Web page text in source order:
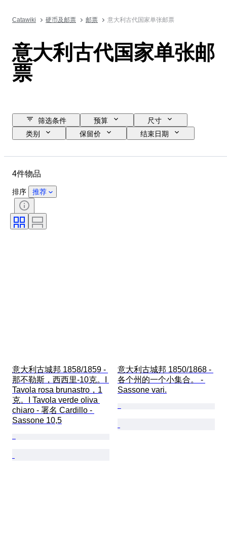
Catawiki 硬币及邮票 邮票 意大利古代国家单张邮票
意大利古代国家单张邮
票
筛选条件 预算
尺寸
类别
保留价
结束日期
4件物品
排序 推荐
意大利古城邦 1858/1859 -
那不勒斯，西西里-10克。I
Tavola rosa brunastro，1
克。I Tavola verde oliva
chiaro - 署名 Cardillo -
Sassone 10,5
意大利古城邦 1850/1868 -
各个州的一个小集合。 -
Sassone vari.